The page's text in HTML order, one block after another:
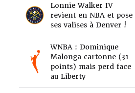
Lonnie Walker IV
revient en NBA et pose
ses valises à Denver !
WNBA : Dominique
Malonga cartonne (31
points) mais perd face
au Liberty